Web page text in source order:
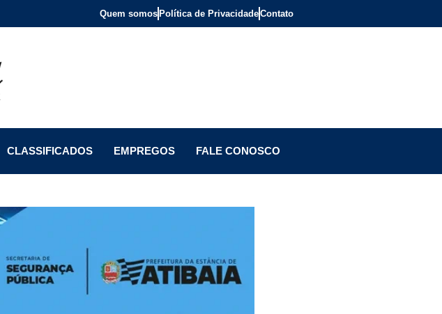
Quem somos Política de PrivacidadeContato
CLASSIFICADOS EMPREGOS FALE CONOSCO